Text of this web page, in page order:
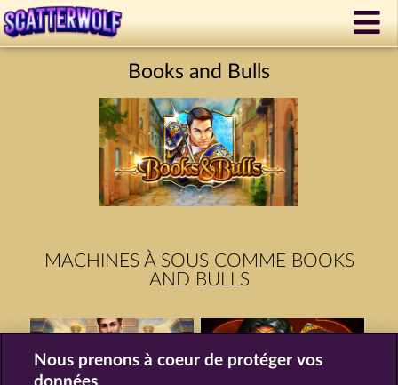
Books and Bulls
MACHINES À SOUS COMME BOOKS
AND BULLS
Nous prenons à coeur de protéger vos